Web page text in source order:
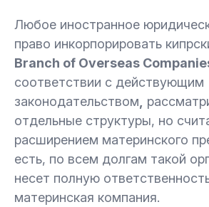
Любое иностранное
право инкорпорировать
Branch of Overseas
соответствии с действующим
законодательством
отдельные структуры, но
расширением материнского
есть, по всем долгам такой
несет полную
материнская компания.